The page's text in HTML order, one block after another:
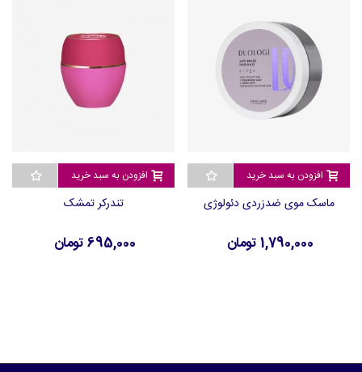
افزودن به سبد خرید
ماسک موی ضدزردی دئولوژی
1,790,000 تومان
افزودن به سبد خرید
تندرکر تمشک
695,000 تومان